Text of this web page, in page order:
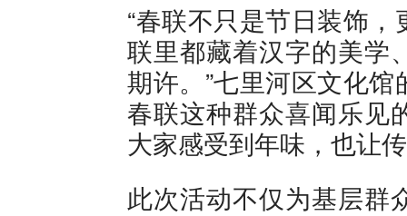
“春联不只是节日装饰
联里都藏着汉字的美学
期许。”七里河区文化
春联这种群众喜闻乐见
大家感受到年味，也让
此次活动不仅为基层群